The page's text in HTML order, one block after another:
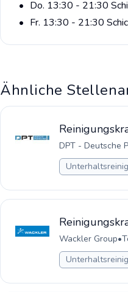
Do. 13:30 - 21:30
Fr. 13:30 - 21:30
Ähnliche
DPT - Deutsche
Wackler Group•